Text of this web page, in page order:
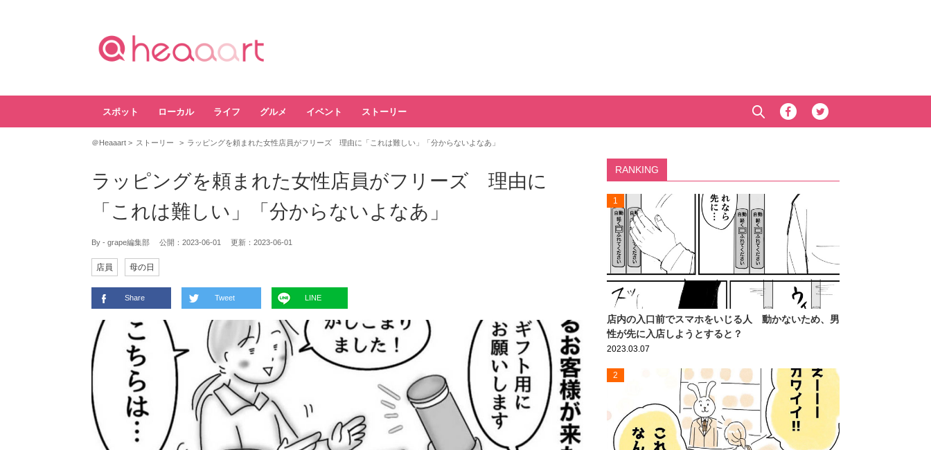
スポット ローカル ライフ グルメ イベント ストーリー
＠Heaaart ストーリー ラッピングを頼まれた女性店員がフリーズ 理由に「これは難しい」「分からないよなあ」
ラッピングを頼まれた女性店員がフリーズ 理由に
「これは難しい」「分からないよなあ」
By - grape編集部 公開： 2023-06-01 更新： 2023-06-01
店員 母の日
Share Tweet LINE
RANKING
1
店内の入口前でスマホをいじる人 動かないため、男
性が先に入店しようとすると？
2023.03.07
2